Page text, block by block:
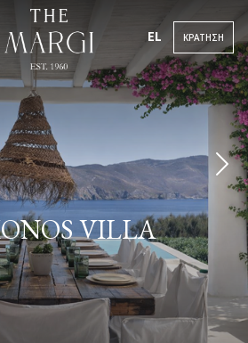
EL ΚΡΆΤΗΣΗ
VILLA